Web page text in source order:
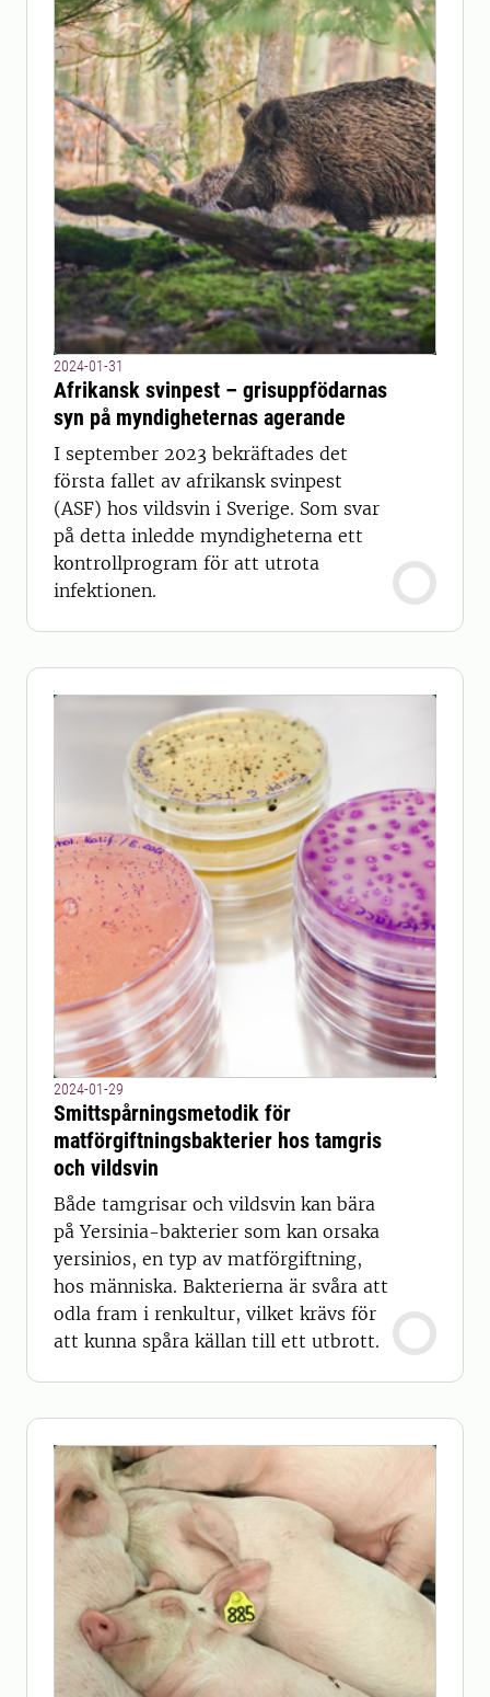
2024-01-31
Afrikansk svinpest – grisuppfödarnas
syn på myndigheternas agerande
I september 2023 bekräftades det
första fallet av afrikansk svinpest
(ASF) hos vildsvin i Sverige. Som svar
på detta inledde myndigheterna ett
kontrollprogram för att utrota
infektionen.
2024-01-29
Smittspårningsmetodik för
matförgiftningsbakterier hos tamgris
och vildsvin
Både tamgrisar och vildsvin kan bära
på Yersinia-bakterier som kan orsaka
yersinios, en typ av matförgiftning,
hos människa. Bakterierna är svåra att
odla fram i renkultur, vilket krävs för
att kunna spåra källan till ett utbrott.